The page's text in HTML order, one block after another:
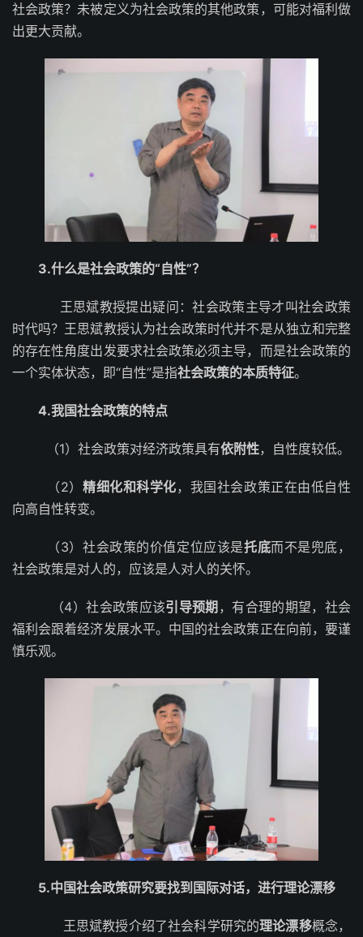
社会政策？未被定义为社会政策的其他政策，可能对福利做
出更大贡献。
3.什么是社会政策的“自性”？
王思斌教授提出疑问：社会政策主导才叫社会政策
时代吗？王思斌教授认为社会政策时代并不是从独立和完整
的存在性角度出发要求社会政策必须主导，而是社会政策的
一个实体状态，即“自性”是指社会政策的本质特征。
4.我国社会政策的特点
（1）社会政策对经济政策具有依附性，自性度较低。
（2） 精细化和科学化，我国社会政策正在由低自性
向高自性转变。
（3）社会政策的价值定位应该是托底而不是兜底，
社会政策是对人的，应该是人对人的关怀。
（4）社会政策应该引导预期，有合理的期望，社会
福利会跟着经济发展水平。中国的社会政策正在向前，要谨
慎乐观。
5.中国社会政策研究要找到国际对话，进行理论漂移
王思斌教授介绍了社会科学研究的理论漂移概念，